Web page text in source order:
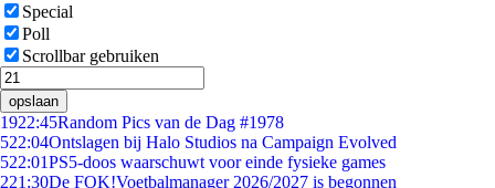
Special
Poll
Scrollbar gebruiken
opslaan
1922:45Random Pics van de Dag #1978
522:04Ontslagen bij Halo Studios na Campaign Evolved
522:01PS5-doos waarschuwt voor einde fysieke games
221:30De FOK!Voetbalmanager 2026/2027 is begonnen